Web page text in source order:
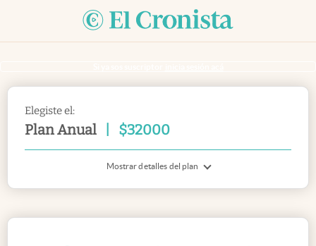
Elegiste el:
Plan Anual $32000
Mostrar detalles del plan